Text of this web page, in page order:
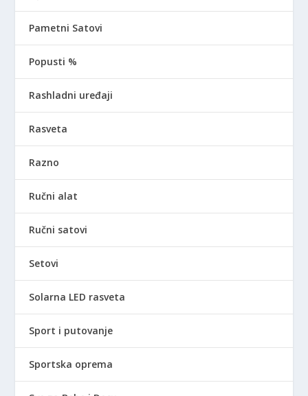
Pametni Satovi
Popusti %
Rashladni uređaji
Rasveta
Razno
Ručni alat
Ručni satovi
Setovi
Solarna LED rasveta
Sport i putovanje
Sportska oprema